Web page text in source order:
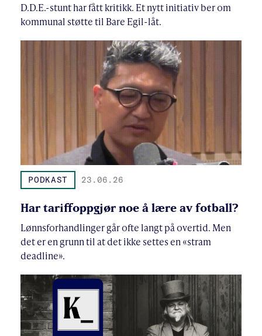
D.D.E.-stunt har fått kritikk. Et nytt initiativ ber om
kommunal støtte til Bare Egil-låt.
PODKAST 23.06.26
Har tariffoppgjør noe å lære av fotball?
Lønnsforhandlinger går ofte langt på overtid. Men
det er en grunn til at det ikke settes en «stram
deadline».